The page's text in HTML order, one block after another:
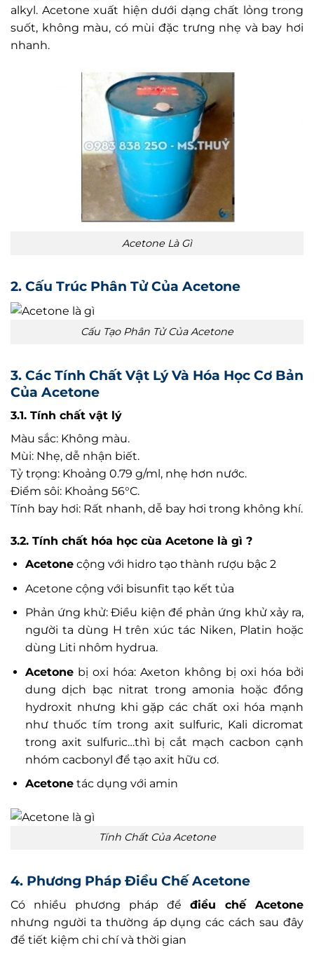
alkyl. Acetone xuất hiện dưới dạng chất lỏng trong
suốt, không màu, có mùi đặc trưng nhẹ và bay hơi
nhanh.
Acetone Là Gì
2. Cấu Trúc Phân Tử Của Acetone
Cấu Tạo Phân Tử Của Acetone
3. Các Tính Chất Vật Lý Và Hóa Học Cơ Bản
Của Acetone
3.1. Tính chất vật lý
Màu sắc: Không màu.
Mùi: Nhẹ, dễ nhận biết.
Tỷ trọng: Khoảng 0.79 g/ml, nhẹ hơn nước.
Điểm sôi: Khoảng 56°C.
Tính bay hơi: Rất nhanh, dễ bay hơi trong không khí.
3.2. Tính chất hóa học cùa Acetone là gì ?
Acetonecộng với hidro tạo thành rượu bậc 2
Acetone cộng với bisunfit tạo kết tủa
Phản ứng khử: Điều kiện để phản ứng khử xảy ra,
người ta dùng H trên xúc tác Niken, Platin hoặc
dùng Liti nhôm hydrua.
Acetonebị oxi hóa: Axeton không bị oxi hóa bởi
dung dịch bạc nitrat trong amonia hoặc đồng
hydroxit nhưng khi gặp các chất oxi hóa mạnh
như thuốc tím trong axit sulfuric, Kali dicromat
trong axit sulfuric…thì bị cắt mạch cacbon cạnh
nhóm cacbonyl để tạo axit hữu cơ.
Acetonetác dụng với amin
Tính Chất Của Acetone
4. Phương Pháp Điều Chế Acetone
Có nhiều phương pháp để điều chế Acetone
nhưng người ta thường áp dụng các cách sau đây
để tiết kiệm chi chí và thời gian